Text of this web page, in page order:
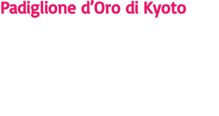
Padiglione d’Oro di Kyoto